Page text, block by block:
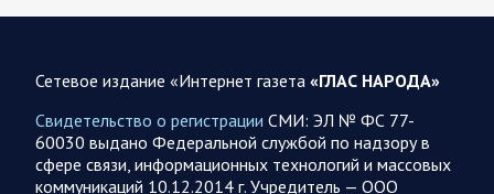
Олег Царев сообщает: Мониторинг противника насчитал
якобы «сбиты/подавлены» – 135. В Киеве…
Сетевое издание «Интернет газета «ГЛАС НАРОДА»
Свидетельство о регистрации СМИ: ЭЛ № ФС 77-
60030 выдано Федеральной службой по надзору в
сфере связи, информационных технологий и массовых
коммуникаций 10.12.2014 г. Учредитель — ООО